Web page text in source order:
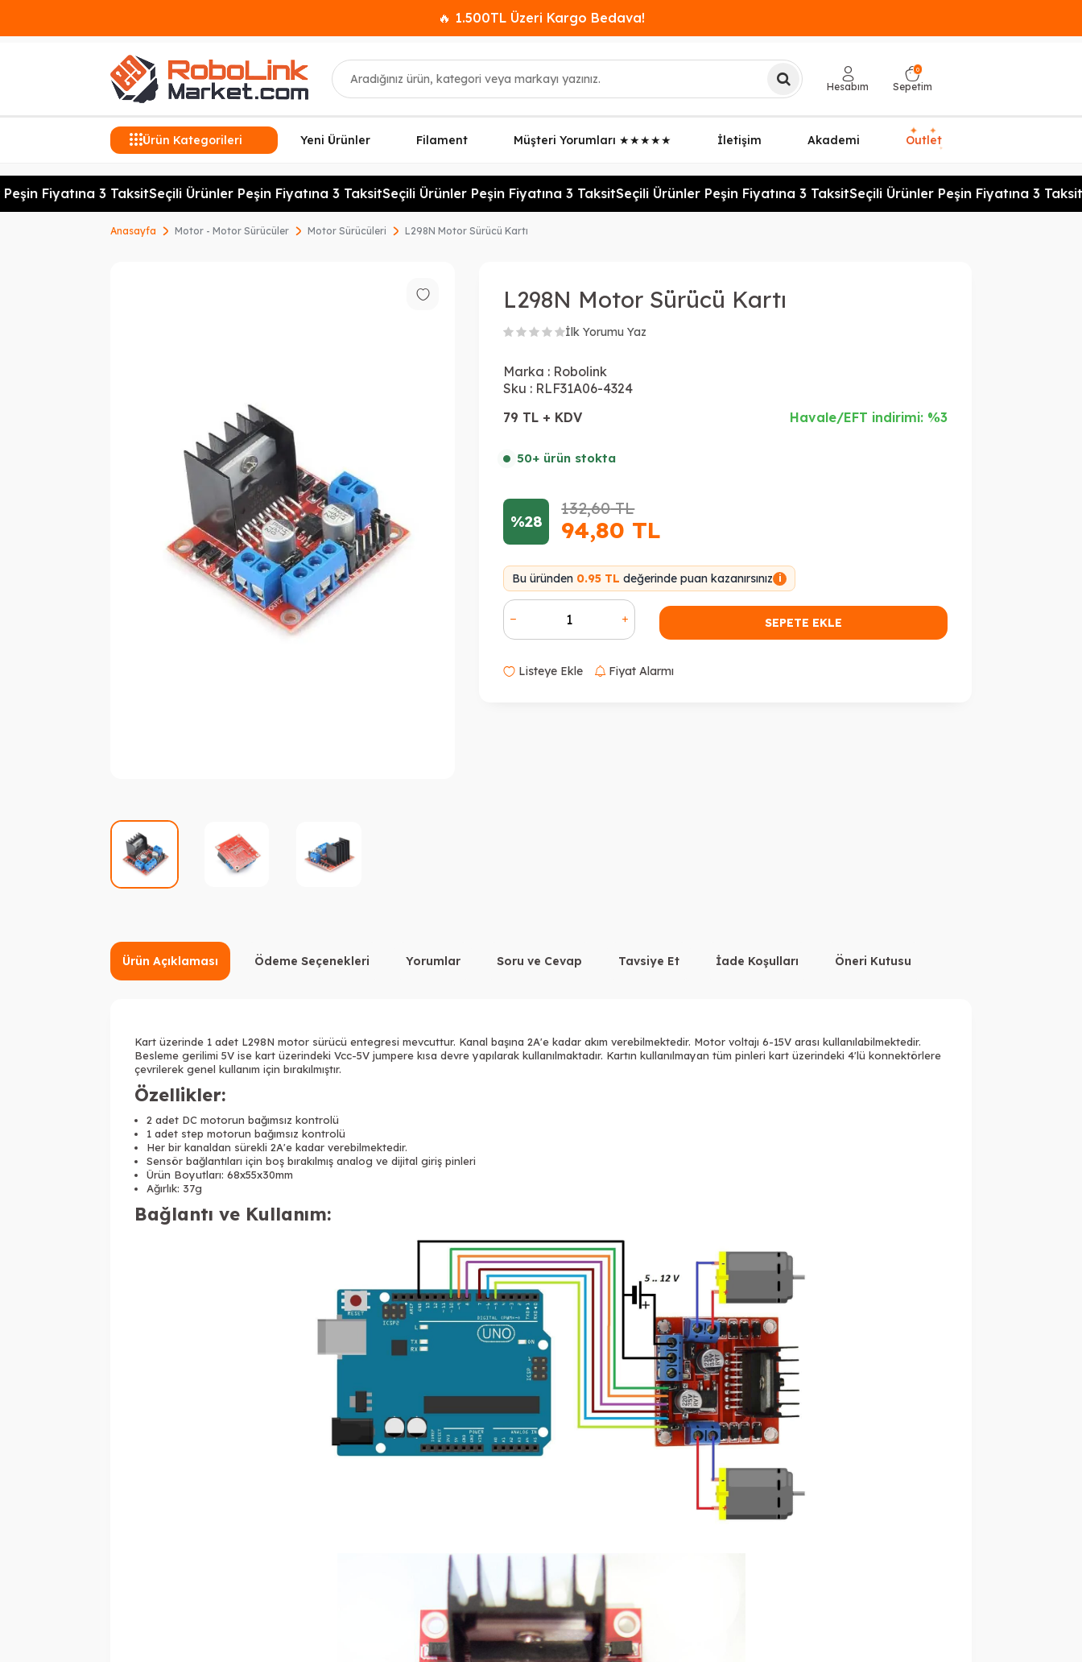
🔥 1.500TL Üzeri Kargo Bedava!
Ara
Hesabım
0
Sepetim
Ürün Kategorileri Yeni Ürünler Filament Müşteri Yorumları ★★★★★ İletişim Akademi Outlet
✦ ✦
✦
Fiyatına 3 TaksitSeçili Ürünler Peşin Fiyatına 3 TaksitSeçili Ürünler Peşin Fiyatına 3 TaksitSeçili Ürünler Peşin Fiyatına 3 TaksitSeçili Ürünler Peşin Fiyatına 3 Taksit
Anasayfa Motor - Motor Sürücüler Motor Sürücüleri L298N Motor Sürücü Kartı
L298N Motor Sürücü Kartı
İlk Yorumu Yaz
Marka : Robolink
Sku : RLF31A06-4324
79 TL + KDV
Havale/EFT indirimi: %3
50+ ürün stokta
%28
132,60TL
94,80 TL
Bu üründen 0.95 TL değerinde puan kazanırsınız i
SEPETE EKLE
Listeye Ekle Fiyat Alarmı
Ürün Açıklaması Ödeme Seçenekleri Yorumlar Soru ve Cevap Tavsiye Et İade Koşulları Öneri Kutusu
Kart üzerinde 1 adet L298N motor sürücü entegresi mevcuttur. Kanal başına 2A'e kadar akım verebilmektedir. Motor voltajı 6-15V arası kullanılabilmektedir.
Besleme gerilimi 5V ise kart üzerindeki Vcc-5V jumpere kısa devre yapılarak kullanılmaktadır. Kartın kullanılmayan tüm pinleri kart üzerindeki 4'lü konnektörlere
çevrilerek genel kullanım için bırakılmıştır.
Özellikler:
2 adet DC motorun bağımsız kontrolü
1 adet step motorun bağımsız kontrolü
Her bir kanaldan sürekli 2A'e kadar verebilmektedir.
Sensör bağlantıları için boş bırakılmış analog ve dijital giriş pinleri
Ürün Boyutları: 68x55x30mm
Ağırlık: 37g
Bağlantı ve Kullanım: